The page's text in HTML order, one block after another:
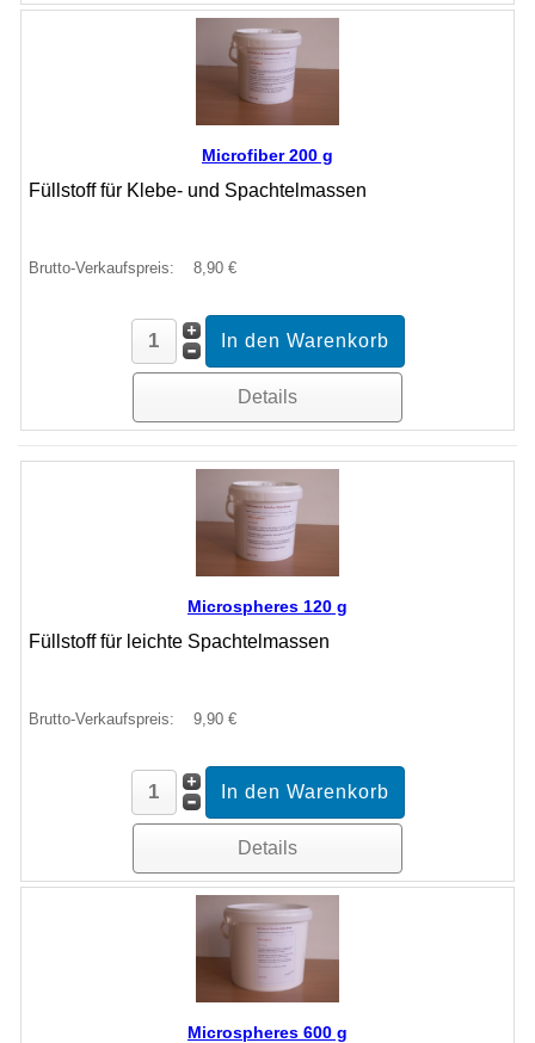
Microfiber 200 g
Füllstoff für Klebe- und Spachtelmassen
Brutto-Verkaufspreis: 8,90 €
Details
Microspheres 120 g
Füllstoff für leichte Spachtelmassen
Brutto-Verkaufspreis: 9,90 €
Details
Microspheres 600 g